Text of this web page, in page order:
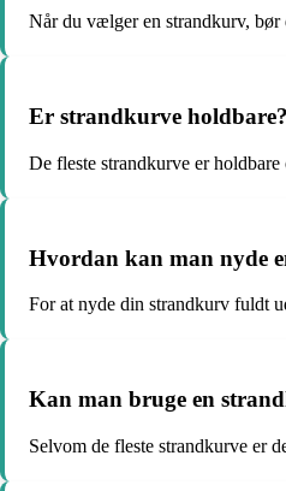
Når du vælger en strandkurv, bør
Er strandkurve holdbare?
De fleste strandkurve er
Hvordan kan man nyde
For at nyde din strandkurv fuldt
Kan man bruge en
Selvom de fleste strandkurve er